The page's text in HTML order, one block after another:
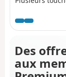
le château en
Des
aux